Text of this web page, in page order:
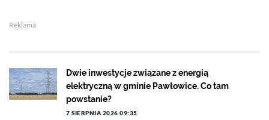
Reklama
Dwie inwestycje związane z energią
elektryczną w gminie Pawłowice. Co tam
powstanie?
7 SIERPNIA 2026 09:35